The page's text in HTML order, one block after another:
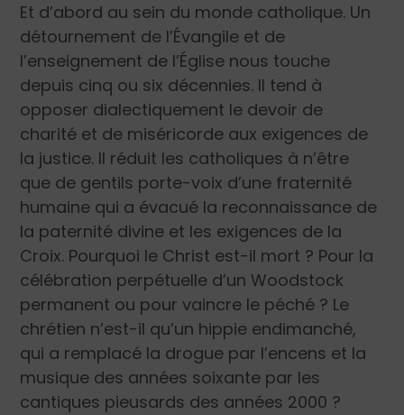
Et d’abord au sein du monde catholique. Un
détournement de l’Évangile et de
l’enseignement de l’Église nous touche
depuis cinq ou six décennies. Il tend à
opposer dialectiquement le devoir de
charité et de miséricorde aux exigences de
la justice. Il réduit les catholiques à n’être
que de gentils porte-voix d’une fraternité
humaine qui a évacué la reconnaissance de
la paternité divine et les exigences de la
Croix. Pourquoi le Christ est-il mort ? Pour la
célébration perpétuelle d’un Woodstock
permanent ou pour vaincre le péché ? Le
chrétien n’est-il qu’un hippie endimanché,
qui a remplacé la drogue par l’encens et la
musique des années soixante par les
cantiques pieusards des années 2000 ?